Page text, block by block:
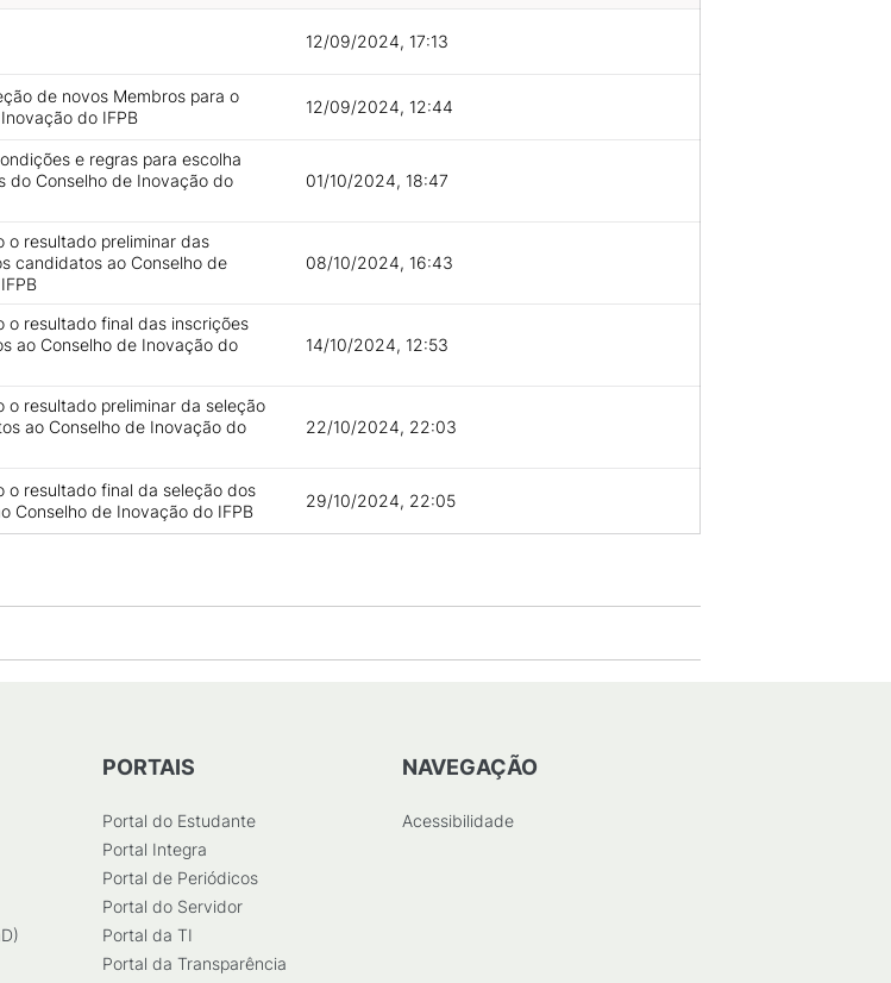
12/09/2024, 17:13
de novos Membros para o
do IFPB
12/09/2024, 12:44
e regras para escolha
do Conselho de Inovação do
01/10/2024, 18:47
o resultado preliminar das
candidatos ao Conselho de
08/10/2024, 16:43
o resultado final das inscrições
ao Conselho de Inovação do
14/10/2024, 12:53
o resultado preliminar da seleção
ao Conselho de Inovação do
22/10/2024, 22:03
o resultado final da seleção dos
Conselho de Inovação do IFPB
29/10/2024, 22:05
PORTAIS
Portal do Estudante
Portal Integra
Portal de Periódicos
Portal do Servidor
Portal da TI
Portal da Transparência
NAVEGAÇÃO
Acessibilidade